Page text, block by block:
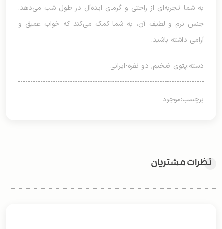
به شما تجربه‌ای از راحتی و گرمای ایده‌آل در طول شب می‌دهد.
جنس نرم و لطیف آن، به شما کمک می‌کند که خواب عمیق و
آرامی داشته باشید.
دسته:پتوی ضخیم, دو نفره-ایرانی
برچسب:موجود
نظرات مشتریان